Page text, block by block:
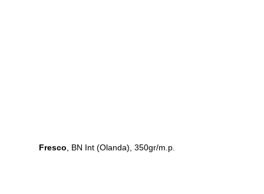
Fresco , BN Int (Olanda), 350gr/m.p.